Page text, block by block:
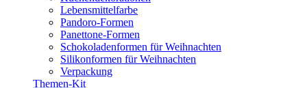
Lebensmittelfarbe
Pandoro-Formen
Panettone-Formen
Schokoladenformen für Weihnachten
Silikonformen für Weihnachten
Verpackung
Themen-Kit